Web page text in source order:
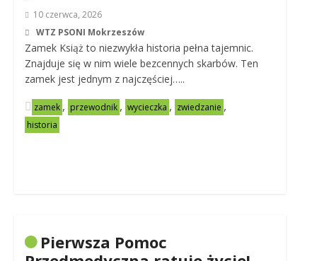
10 czerwca, 2026
WTZ PSONI Mokrzeszów
Zamek Książ to niezwykła historia pełna tajemnic.
Znajduje się w nim wiele bezcennych skarbów. Ten
zamek jest jednym z najczęściej…..
zamek , przewodnik , wycieczka , zwiedzanie ,
historia
Pierwsza Pomoc